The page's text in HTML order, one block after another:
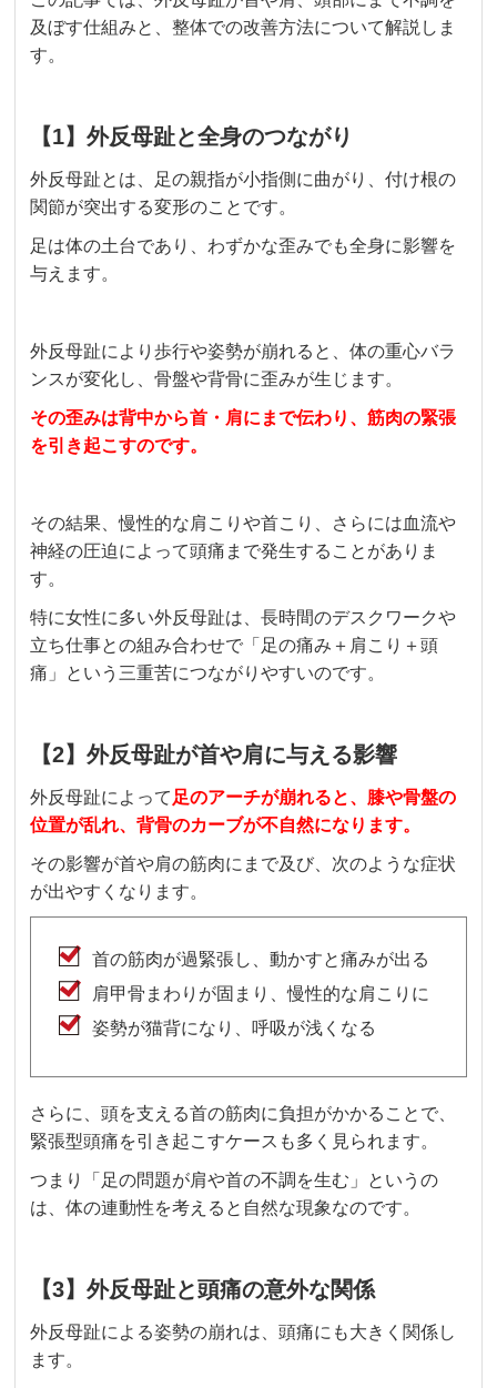
及ぼす仕組みと、整体での改善方法について解説しま
す。
【1】外反母趾と全身のつながり
外反母趾とは、足の親指が小指側に曲がり、付け根の
関節が突出する変形のことです。
足は体の土台であり、わずかな歪みでも全身に影響を
与えます。
外反母趾により歩行や姿勢が崩れると、体の重心バラ
ンスが変化し、骨盤や背骨に歪みが生じます。
その歪みは背中から首・肩にまで伝わり、筋肉の緊張
を引き起こすのです。
その結果、慢性的な肩こりや首こり、さらには血流や
神経の圧迫によって頭痛まで発生することがありま
す。
特に女性に多い外反母趾は、長時間のデスクワークや
立ち仕事との組み合わせで「足の痛み＋肩こり＋頭
痛」という三重苦につながりやすいのです。
【2】外反母趾が首や肩に与える影響
外反母趾によって足のアーチが崩れると、膝や骨盤の
位置が乱れ、背骨のカーブが不自然になります。
その影響が首や肩の筋肉にまで及び、次のような症状
が出やすくなります。
首の筋肉が過緊張し、動かすと痛みが出る
肩甲骨まわりが固まり、慢性的な肩こりに
姿勢が猫背になり、呼吸が浅くなる
さらに、頭を支える首の筋肉に負担がかかることで、
緊張型頭痛を引き起こすケースも多く見られます。
つまり「足の問題が肩や首の不調を生む」というの
は、体の連動性を考えると自然な現象なのです。
【3】外反母趾と頭痛の意外な関係
外反母趾による姿勢の崩れは、頭痛にも大きく関係し
ます。